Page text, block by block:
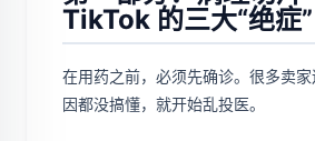
TikTok 的三大“绝症”
在用药之前，必须先确诊。很多卖
因都没搞懂，就开始乱投医。